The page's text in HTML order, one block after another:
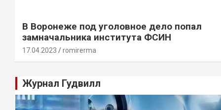
В Воронеже под уголовное дело попал
замначальника института ФСИН
17.04.2023 romirerma
Журнал Гудвилл